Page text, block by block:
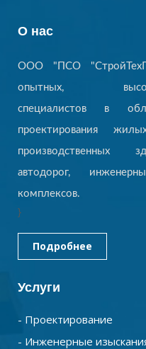
О нас
ООО "ПСО
опытных,
специалистов в
проектирования
производственных
автодорог,
комплексов.
}
Подробнее
Услуги
- Проектирование
- Инженерные